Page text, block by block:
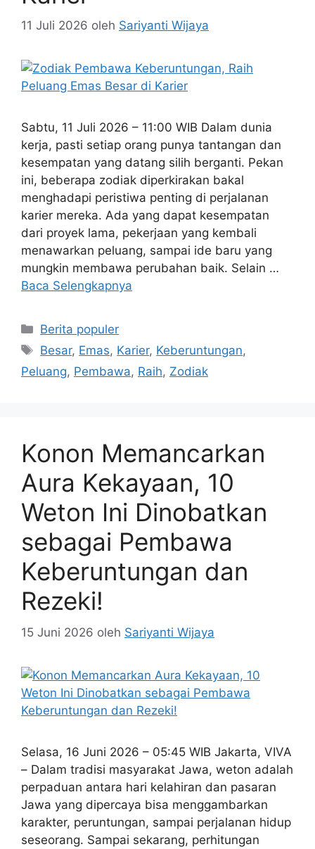
11 Juli 2026 oleh Sariyanti Wijaya
Sabtu, 11 Juli 2026 – 11:00 WIB Dalam dunia
kerja, pasti setiap orang punya tantangan dan
kesempatan yang datang silih berganti. Pekan
ini, beberapa zodiak diperkirakan bakal
menghadapi peristiwa penting di perjalanan
karier mereka. Ada yang dapat kesempatan
dari proyek lama, pekerjaan yang kembali
menawarkan peluang, sampai ide baru yang
mungkin membawa perubahan baik. Selain …
Baca Selengkapnya
Kategori
Berita populer
Tag
Besar, Emas, Karier, Keberuntungan,
Peluang, Pembawa, Raih, Zodiak
Konon Memancarkan
Aura Kekayaan, 10
Weton Ini Dinobatkan
sebagai Pembawa
Keberuntungan dan
Rezeki!
15 Juni 2026 oleh Sariyanti Wijaya
Selasa, 16 Juni 2026 – 05:45 WIB Jakarta, VIVA
– Dalam tradisi masyarakat Jawa, weton adalah
perpaduan antara hari kelahiran dan pasaran
Jawa yang dipercaya bisa menggambarkan
karakter, peruntungan, sampai perjalanan hidup
seseorang. Sampai sekarang, perhitungan